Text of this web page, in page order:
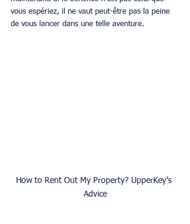
vous espériez, il ne vaut peut-être pas la peine
de vous lancer dans une telle aventure.
How to Rent Out My Property? UpperKey’s
Advice